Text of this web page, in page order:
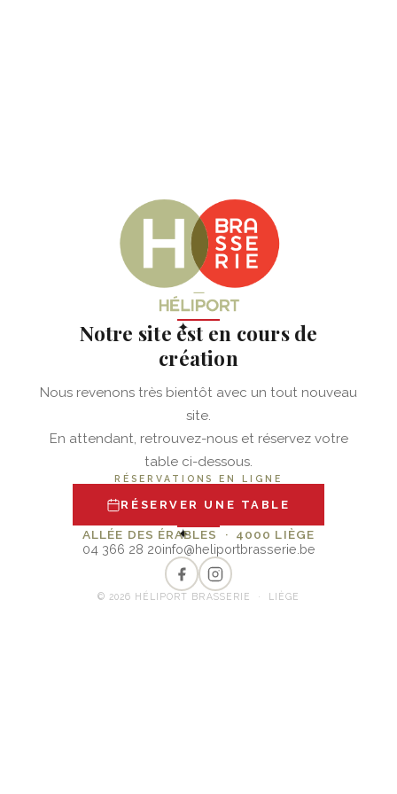
✦
Notre site est en cours de
création
Nous revenons très bientôt avec un tout nouveau
site.
En attendant, retrouvez-nous et réservez votre
table ci-dessous.
RÉSERVATIONS EN LIGNE
RÉSERVER UNE TABLE
✦
ALLÉE DES ÉRABLES · 4000 LIÈGE
04 366 28 20info@heliportbrasserie.be
© 2026 HÉLIPORT BRASSERIE · LIÈGE